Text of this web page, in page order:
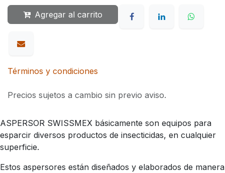
Agregar al carrito
Términos y condiciones
Precios sujetos a cambio sin previo aviso.
ASPERSOR SWISSMEX básicamente son equipos para
esparcir diversos productos de insecticidas, en cualquier
superficie.
Estos aspersores están diseñados y elaborados de manera